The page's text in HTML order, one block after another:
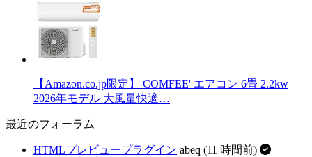
【Amazon.co.jp限定】 COMFEE' エアコン 6畳 2.2kw
2026年モデル 大風量快適…
最近のフォーラム
HTMLプレビュープラグイン abeq (11 時間前)